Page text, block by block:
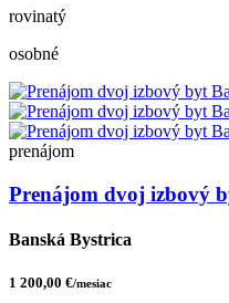
rovinatý
osobné
prenájom
Prenájom dvoj izbový
Banská Bystrica
1 200,00 €/mesiac